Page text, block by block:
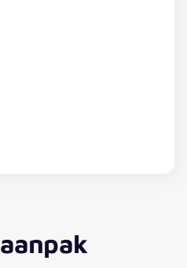
door een derde partij.
externe inhoud accepteert